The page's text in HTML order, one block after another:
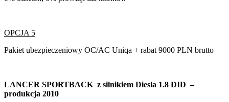
OPCJA 5
Pakiet ubezpieczeniowy OC/AC Uniqa + rabat 9000 PLN brutto
LANCER SPORTBACK z silnikiem Diesla 1.8 DID –
produkcja 2010